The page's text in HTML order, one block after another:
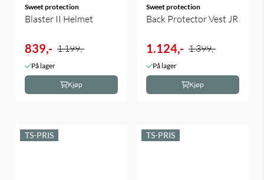
Sweet protection
Blaster II Helmet
839,- 1.199,-
På lager
Kjøp
Sweet protection
Back Protector Vest JR
1.124,- 1.399,-
På lager
Kjøp